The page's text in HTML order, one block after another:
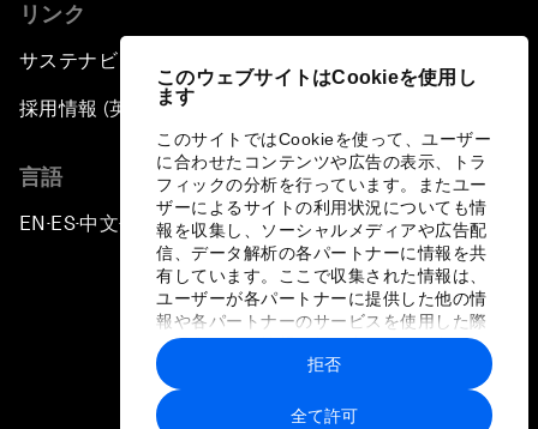
このウェブサイトはCookieを使用し
ます
このサイトではCookieを使って、ユーザー
に合わせたコンテンツや広告の表示、トラ
フィックの分析を行っています。またユー
ザーによるサイトの利用状況についても情
報を収集し、ソーシャルメディアや広告配
信、データ解析の各パートナーに情報を共
有しています。ここで収集された情報は、
ユーザーが各パートナーに提供した他の情
報や各パートナーのサービスを使用した際
に収集された情報と組み合わされ、各パー
トナーによって使用されることがありま
す。
全て許可
拒否
リンク
サステナビリティへの取り組み
採用情報 (英語のみ)
言語
EN ▪ ES▪中文▪ 日本語
プライバシーポリシーと利用規約